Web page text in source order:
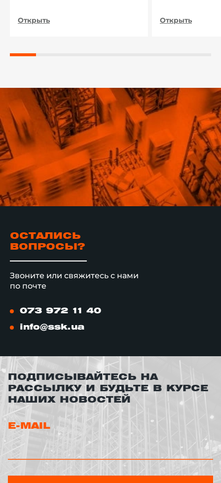
Открыть
Открыть
ОСТАЛИСЬ
ВОПРОСЫ?
Звоните или свяжитесь с нами
по почте
073 972 11 40
info@ssk.ua
ПОДПИСЫВАЙТЕСЬ НА
РАССЫЛКУ И БУДЬТЕ В КУРСЕ
НАШИХ НОВОСТЕЙ
E-MAIL